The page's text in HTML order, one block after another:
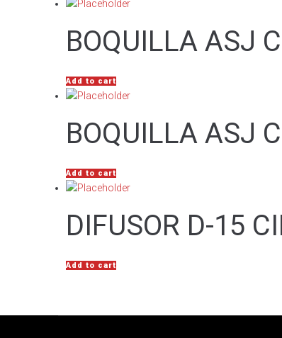
BOQUILLA ASJ
Add to cart
BOQUILLA ASJ
Add to cart
DIFUSOR D-15
Add to cart